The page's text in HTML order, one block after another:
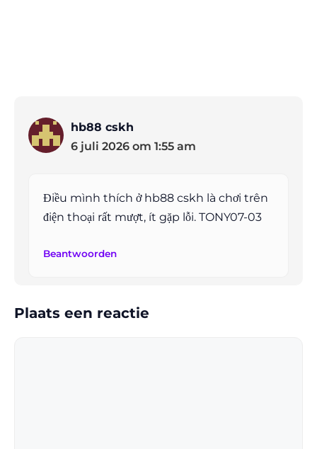
hb88 cskh
6 juli 2026 om 1:55 am
Điều mình thích ở hb88 cskh là chơi trên
điện thoại rất mượt, ít gặp lỗi. TONY07-03
Beantwoorden
Plaats een reactie